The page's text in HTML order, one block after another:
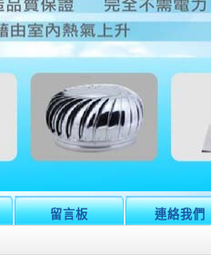
留言板 連絡我們